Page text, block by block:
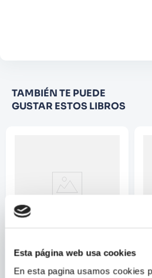
Esta página web usa cookies
En esta pagina usamos cookies
Califique el
estrellas
Correo electrónico
TAMBIÉN TE PUEDE
GUSTAR ESTOS LIBROS
MASAMI KURUMADA